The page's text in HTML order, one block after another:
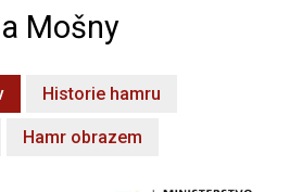
Mošny
Historie hamru
Hamr obrazem